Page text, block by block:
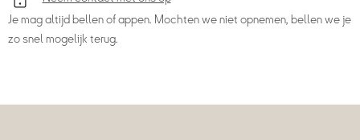
Je mag altijd bellen of appen. Mochten we niet opnemen, bellen we je
zo snel mogelijk terug.